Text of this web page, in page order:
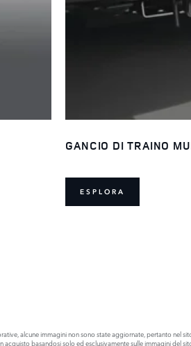
GANCIO DI TRAINO
ESPLORA
alcune immagini non sono state aggiornate, pertanto nel
basandosi solo ed esclusivamente sulle immagini del